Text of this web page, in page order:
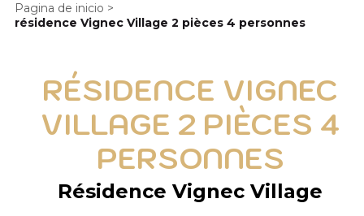
Pagina de inicio >
résidence Vignec Village 2 pièces 4 personnes
RÉSIDENCE VIGNEC
VILLAGE 2 PIÈCES 4
PERSONNES
Résidence Vignec Village